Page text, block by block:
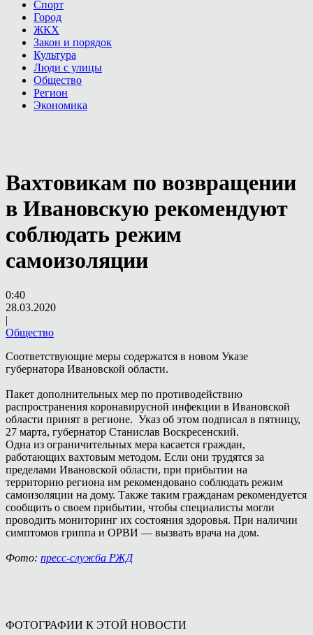
Спорт
Город
ЖКХ
Закон и порядок
Культура
Люди с улицы
Общество
Регион
Экономика
Вахтовикам по возвращении
в Ивановскую рекомендуют
соблюдать режим
самоизоляции
0:40
28.03.2020
|
Общество
Соответствующие меры содержатся в новом Указе
губернатора Ивановской области.
Пакет дополнительных мер по противодействию
распространения коронавирусной инфекции в Ивановской
области принят в регионе. Указ об этом подписал в пятницу,
27 марта, губернатор Станислав Воскресенский.
Одна из ограничительных мера касается граждан,
работающих вахтовым методом. Если они трудятся за
пределами Ивановской области, при прибытии на
территорию региона им рекомендовано соблюдать режим
самоизоляции на дому. Также таким гражданам рекомендуется
сообщить о своем прибытии, чтобы специалисты могли
проводить мониторинг их состояния здоровья. При наличии
симптомов гриппа и ОРВИ — вызвать врача на дом.
Фото: пресс-служба РЖД
ФОТОГРАФИИ К ЭТОЙ НОВОСТИ